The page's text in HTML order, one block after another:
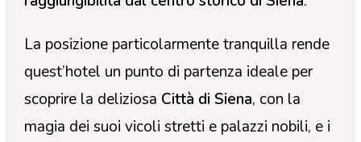
La posizione particolarmente tranquilla rende
quest’hotel un punto di partenza ideale per
scoprire la deliziosa Città di Siena, con la
magia dei suoi vicoli stretti e palazzi nobili, e i